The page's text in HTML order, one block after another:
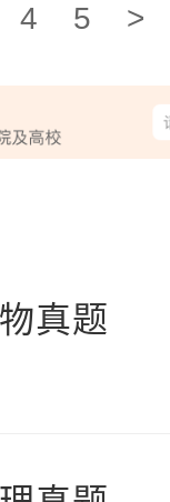
4 5 >
真题